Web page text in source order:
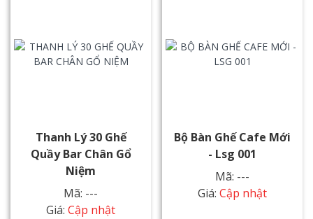
Thanh Lý 30 Ghế
Quầy Bar Chân Gổ
Niệm
Mã: ---
Giá: Cập nhật
Bộ Bàn Ghế Cafe Mới
- Lsg 001
Mã: ---
Giá: Cập nhật